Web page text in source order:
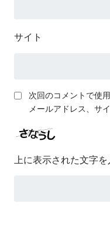
サイト
次回のコメントで使
メールアドレス、サ
上に表示された文字